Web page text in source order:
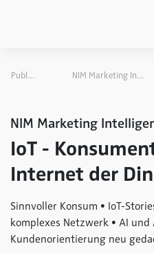
Publikationen NIM Marketing Intelligence Review
NIM Marketing
IoT -
Internet der
Sinnvoller Konsum • IoT-
komplexes Netzwerk • AI
Kundenorientierung neu